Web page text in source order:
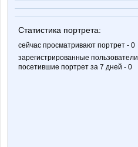
Статистика портрета:
сейчас просматривают портрет - 0
зарегистрированные пользователи
посетившие портрет за 7 дней - 0